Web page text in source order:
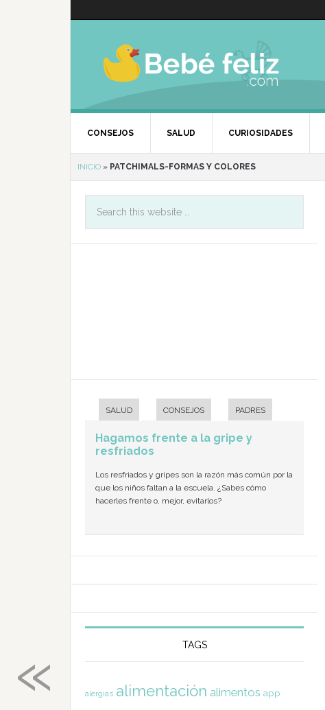
CONSEJOS SALUD CURIOSIDADES
INICIO » PATCHIMALS-FORMAS Y COLORES
SALUD CONSEJOS PADRES
Hagamos frente a la gripe y
resfriados
Los resfriados y gripes son la razón más común por la
que los niños faltan a la escuela. ¿Sabes cómo
hacerles frente o, mejor, evitarlos?
TAGS
alergias alimentación alimentos app
«